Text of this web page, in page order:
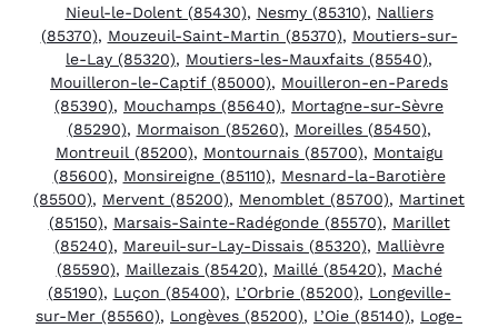
Nieul-le-Dolent (85430), Nesmy (85310), Nalliers
(85370), Mouzeuil-Saint-Martin (85370), Moutiers-sur-
le-Lay (85320), Moutiers-les-Mauxfaits (85540),
Mouilleron-le-Captif (85000), Mouilleron-en-Pareds
(85390), Mouchamps (85640), Mortagne-sur-Sèvre
(85290), Mormaison (85260), Moreilles (85450),
Montreuil (85200), Montournais (85700), Montaigu
(85600), Monsireigne (85110), Mesnard-la-Barotière
(85500), Mervent (85200), Menomblet (85700), Martinet
(85150), Marsais-Sainte-Radégonde (85570), Marillet
(85240), Mareuil-sur-Lay-Dissais (85320), Mallièvre
(85590), Maillezais (85420), Maillé (85420), Maché
(85190), Luçon (85400), L’Orbrie (85200), Longeville-
sur-Mer (85560), Longèves (85200), L’Oie (85140), Loge-